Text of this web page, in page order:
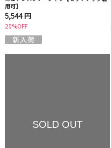
用可】
5,544 円
20%OFF
SOLD OUT